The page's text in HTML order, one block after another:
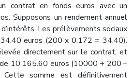
contrat en fonds euros avec un
Supposons un rendement annuel
Les prélèvements sociaux
euros (200 x 0.172 = 34.40).
directement sur le contrat, et
10 165.60 euros (10000 + 200 –
somme est définitivement